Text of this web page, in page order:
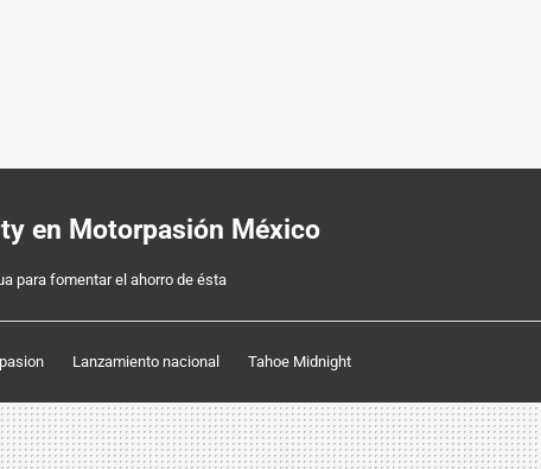
en Motorpasión México
para fomentar el ahorro de ésta
Lanzamiento nacional Tahoe Midnight